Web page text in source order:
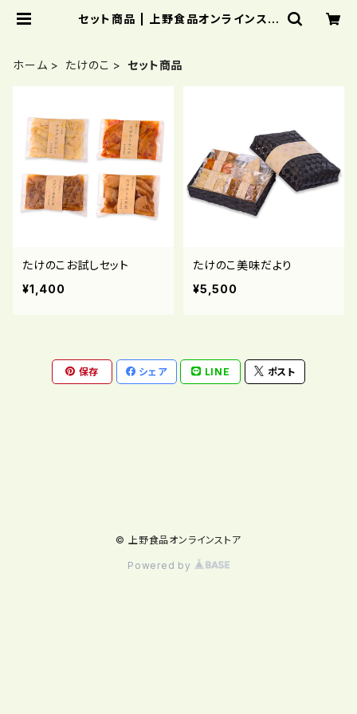
セット商品 | 上野食品オンラインスト
ホーム たけのこ セット商品
たけのこお試しセット
¥1,400
たけのこ美味だより
¥5,500
保存 シェア LINE ポスト
© 上野食品オンラインストア
Powered by